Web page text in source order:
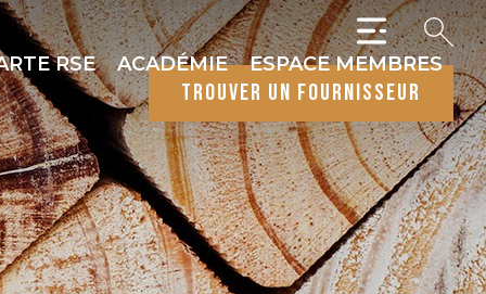
RSE ACADÉMIE ESPACE MEMBRES
trouver un fournisseur